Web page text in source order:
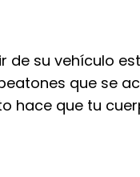
de su vehículo
que se
hace que tu